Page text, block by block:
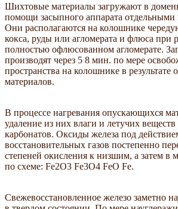
Шихтовые материалы загружают в
помощи засыпного аппарата
Они располагаются на колошнике
кокса, руды или агломерата и флюса при
полностью офлюсованном агломерате.
производят через 5 8 мин. по мере
пространства на колошнике в результате
материалов.
В процессе нагревания опускающихся
удаление из них влаги и летучих
карбонатов. Оксиды железа под
восстановительных газов постепенно
степеней окисления к низшим, а затем в
по схеме: Fe2O3 Fe3O4 FeO Fe.
Свежевосстановленное железо заметно